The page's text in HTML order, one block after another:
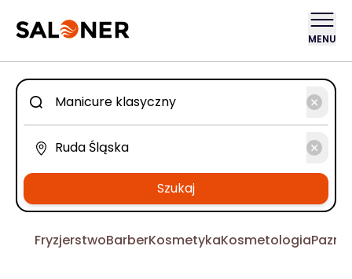
MENU
Szukaj
FryzjerstwoBarberKosmetykaKosmetologia